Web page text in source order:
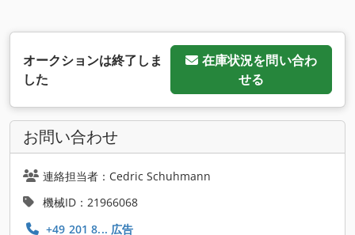
オークションは終了しま
した
在庫状況を問い合わ
せる
お問い合わせ
連絡担当者：Cedric Schuhmann
機械ID：21966068
+49 201 8... 広告